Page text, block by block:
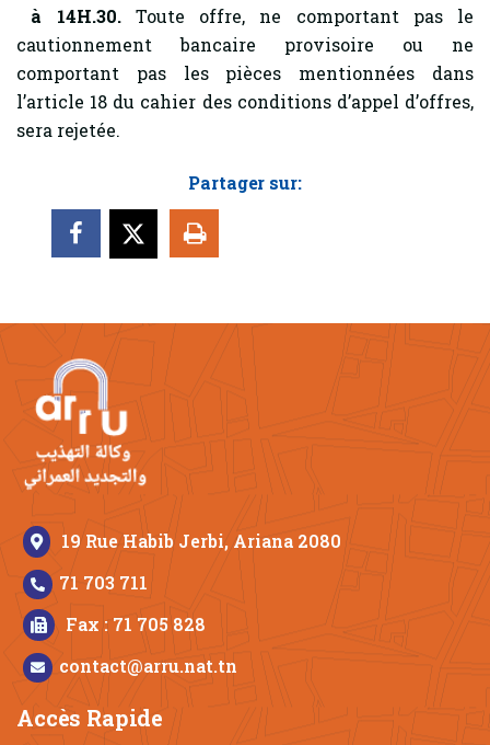
à 14H.30.Toute offre, ne comportant pas le
cautionnement bancaire provisoire ou ne
comportant pas les pièces mentionnées dans
l’article 18 du cahier des conditions d’appel d’offres,
sera rejetée.
Partager sur:
19 Rue Habib Jerbi, Ariana 2080
71 703 711
Fax : 71 705 828
contact@arru.nat.tn
Accès Rapide